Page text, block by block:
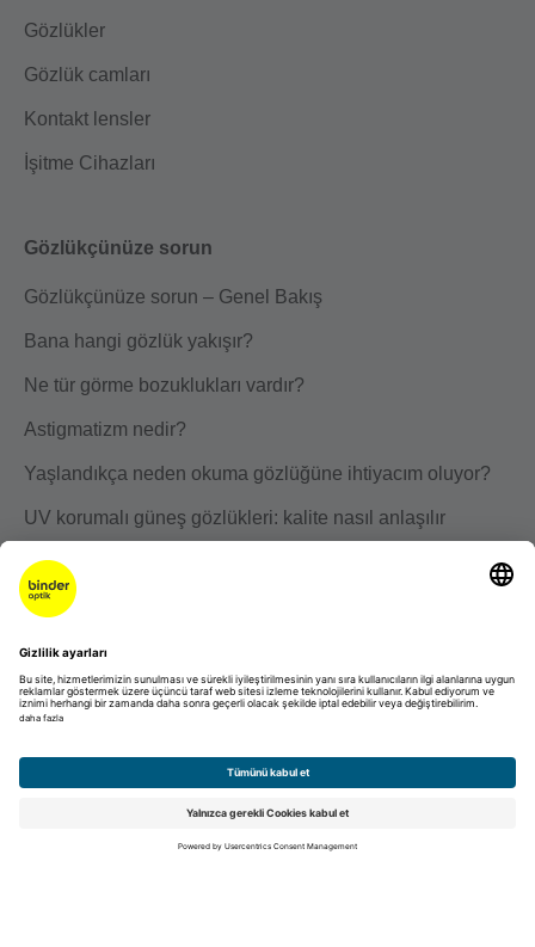
Gözlükler
Gözlük camları
Kontakt lensler
İşitme Cihazları
Gözlükçünüze sorun
Gözlükçünüze sorun – Genel Bakış
Bana hangi gözlük yakışır?
Ne tür görme bozuklukları vardır?
Astigmatizm nedir?
Yaşlandıkça neden okuma gözlüğüne ihtiyacım oluyor?
UV korumalı güneş gözlükleri: kalite nasıl anlaşılır
Kariyer
Eğitim
Kariyer